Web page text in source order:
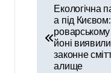
в
Екологічна
а під
йоні
законне
алище